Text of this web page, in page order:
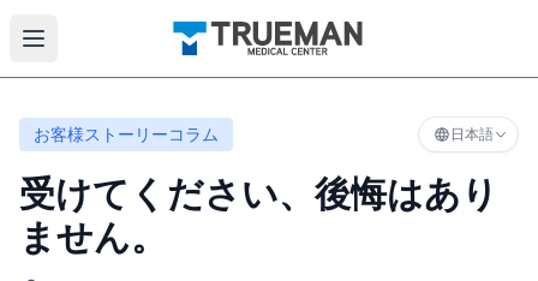
お客様ストーリーコラム 日本語
受けてください、後悔はあり
ません。